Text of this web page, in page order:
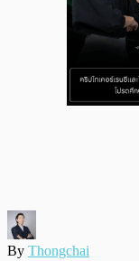
By Thongchai